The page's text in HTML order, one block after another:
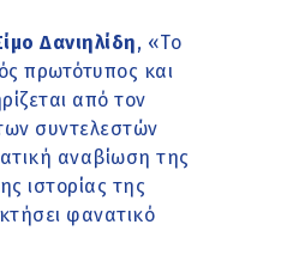
Δανιηλίδη, «Το
πρωτότυπος και
από τον
συντελεστών
αναβίωση της
ιστορίας της
φανατικό